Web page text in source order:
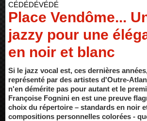
CÉDÉDÉVÉDÉ
Place Vendôme...
jazzy pour une
en noir et blanc
Si le jazz vocal est, ces dernières
représenté par des artistes d'Outre-
n'en démérite pas pour autant et le
Françoise Fognini en est une preuve
choix du répertoire – standards en noir
compositions personnelles colorées -